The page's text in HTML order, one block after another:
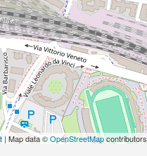
| Map data ©OpenStreetMapcontributors